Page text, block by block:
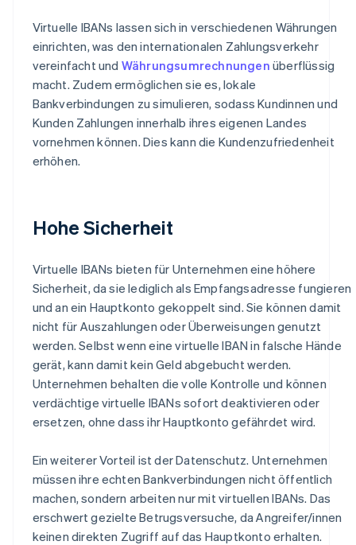
Virtuelle IBANs lassen sich in verschiedenen Währungen
einrichten, was den internationalen Zahlungsverkehr
vereinfacht und Währungsumrechnungen überflüssig
macht. Zudem ermöglichen sie es, lokale
Bankverbindungen zu simulieren, sodass Kundinnen und
Kunden Zahlungen innerhalb ihres eigenen Landes
vornehmen können. Dies kann die Kundenzufriedenheit
erhöhen.
Hohe Sicherheit
Virtuelle IBANs bieten für Unternehmen eine höhere
Sicherheit, da sie lediglich als Empfangsadresse fungieren
und an ein Hauptkonto gekoppelt sind. Sie können damit
nicht für Auszahlungen oder Überweisungen genutzt
werden. Selbst wenn eine virtuelle IBAN in falsche Hände
gerät, kann damit kein Geld abgebucht werden.
Unternehmen behalten die volle Kontrolle und können
verdächtige virtuelle IBANs sofort deaktivieren oder
ersetzen, ohne dass ihr Hauptkonto gefährdet wird.
Ein weiterer Vorteil ist der Datenschutz. Unternehmen
müssen ihre echten Bankverbindungen nicht öffentlich
machen, sondern arbeiten nur mit virtuellen IBANs. Das
erschwert gezielte Betrugsversuche, da Angreifer/innen
keinen direkten Zugriff auf das Hauptkonto erhalten.